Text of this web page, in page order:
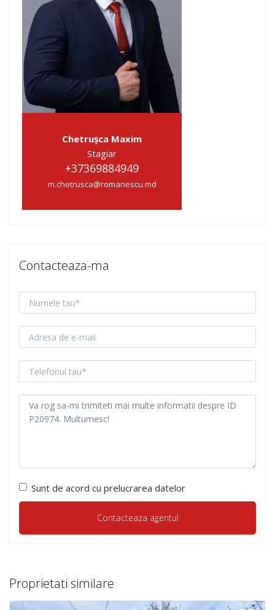
Chetrușca Maxim
Stagiar
+37369884949
m.chetrusca@romanescu.md
Contacteaza-ma
Sunt de acord cu prelucrarea datelor
Proprietati similare